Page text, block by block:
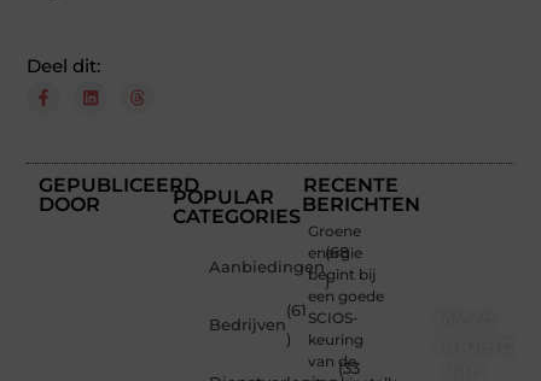
Deel dit:
GEPUBLICEERD
DOOR
POPULAR
CATEGORIES
Aanbiedingen
(68
)
Bedrijven
(61
)
(33
RECENTE
BERICHTEN
Groene
energie
begint bij
een goede
SCIOS-
keuring
van de